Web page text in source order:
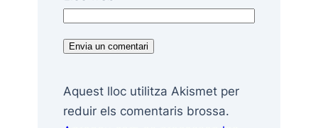
Aquest lloc utilitza Akismet per
reduir els comentaris brossa.